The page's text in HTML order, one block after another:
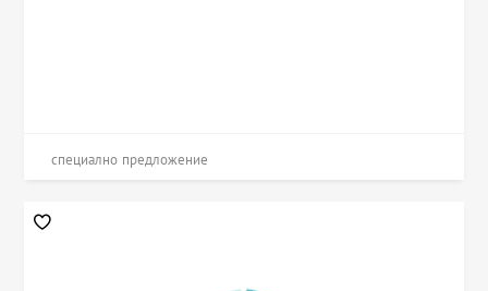
специално предложение